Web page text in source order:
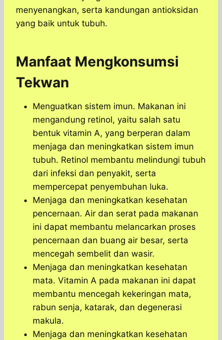
menyenangkan, serta kandungan antioksidan
yang baik untuk tubuh.
Manfaat Mengkonsumsi
Tekwan
Menguatkan sistem imun. Makanan ini
mengandung retinol, yaitu salah satu
bentuk vitamin A, yang berperan dalam
menjaga dan meningkatkan sistem imun
tubuh. Retinol membantu melindungi tubuh
dari infeksi dan penyakit, serta
mempercepat penyembuhan luka.
Menjaga dan meningkatkan kesehatan
pencernaan. Air dan serat pada makanan
ini dapat membantu melancarkan proses
pencernaan dan buang air besar, serta
mencegah sembelit dan wasir.
Menjaga dan meningkatkan kesehatan
mata. Vitamin A pada makanan ini dapat
membantu mencegah kekeringan mata,
rabun senja, katarak, dan degenerasi
makula.
Menjaga dan meningkatkan kesehatan